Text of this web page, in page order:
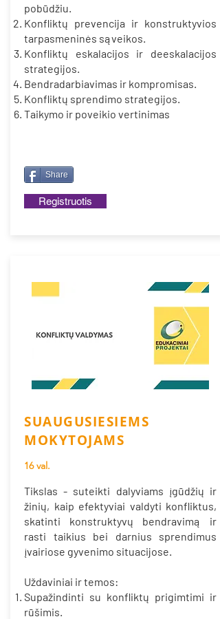
pobūdžiu.
Konfliktų prevencija ir konstruktyvios
tarpasmeninės sąveikos.
Konfliktų eskalacijos ir deeskalacijos
strategijos.
Bendradarbiavimas ir kompromisas.
Konfliktų sprendimo strategijos.
Taikymo ir poveikio vertinimas
Share
Registruotis
SUAUGUSIESIEMS
MOKYTOJAMS
16 val.
Tikslas - suteikti dalyviams įgūdžių ir
žinių, kaip efektyviai valdyti konfliktus,
skatinti konstruktyvų bendravimą ir
rasti taikius bei darnius sprendimus
įvairiose gyvenimo situacijose.
Uždaviniai ir temos:
Supažindinti su konfliktų prigimtimi ir
rūšimis.